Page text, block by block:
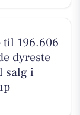
til 196.606
dyreste
salg i